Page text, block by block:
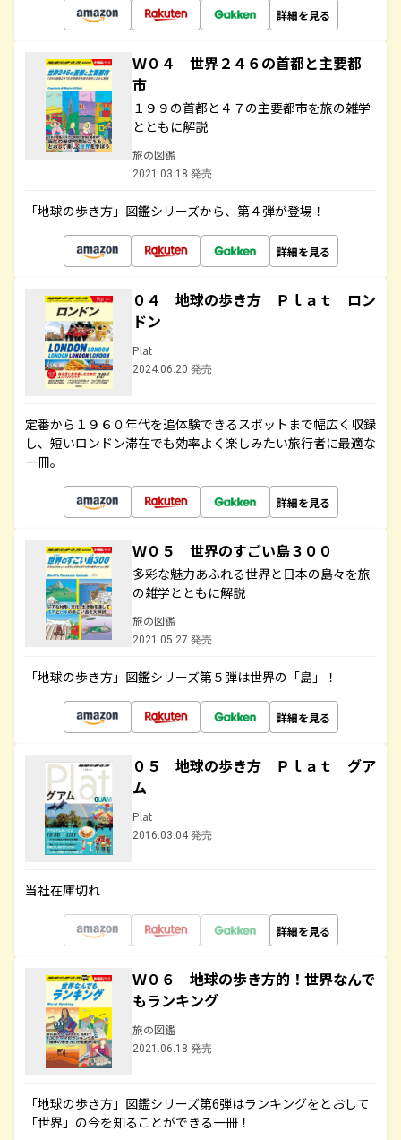
詳細を見る
Ｗ０４ 世界２４６の首都と主要都
市
１９９の首都と４７の主要都市を旅の雑学
とともに解説
旅の図鑑
2021.03.18 発売
「地球の歩き方」図鑑シリーズから、第４弾が登場！
詳細を見る
０４ 地球の歩き方 Ｐｌａｔ ロン
ドン
Plat
2024.06.20 発売
定番から１９６０年代を追体験できるスポットまで幅広く収録
し、短いロンドン滞在でも効率よく楽しみたい旅行者に最適な
一冊。
詳細を見る
Ｗ０５ 世界のすごい島３００
多彩な魅力あふれる世界と日本の島々を旅
の雑学とともに解説
旅の図鑑
2021.05.27 発売
「地球の歩き方」図鑑シリーズ第５弾は世界の「島」！
詳細を見る
０５ 地球の歩き方 Ｐｌａｔ グア
ム
Plat
2016.03.04 発売
当社在庫切れ
詳細を見る
Ｗ０６ 地球の歩き方的！世界なんで
もランキング
旅の図鑑
2021.06.18 発売
「地球の歩き方」図鑑シリーズ第6弾はランキングをとおして
「世界」の今を知ることができる一冊！